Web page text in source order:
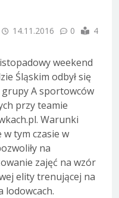
14.11.2016 0
4
weekend
Śląskim odbył się
grupy A sportowców
przy teamie
Warunki
w tym czasie w
na
zajęć na wzór
elity trenującej na
lodowcach.